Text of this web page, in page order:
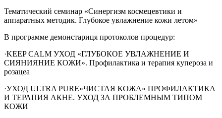
Тематический семинар «Синергизм космецевтики и
аппаратных методик. Глубокое увлажнение кожи летом»
В программе демонстариця протоколов процедур:
·KEEP CALM УХОД «ГЛУБОКОЕ УВЛАЖНЕНИЕ И
СИЯНИЯНИЕ КОЖИ». Профилактика и терапия купероза и
розацеа
·УХОД ULTRA PURE«ЧИСТАЯ КОЖА» ПРОФИЛАКТИКА
И ТЕРАПИЯ АКНЕ. УХОД ЗА ПРОБЛЕМНЫМ ТИПОМ
КОЖИ